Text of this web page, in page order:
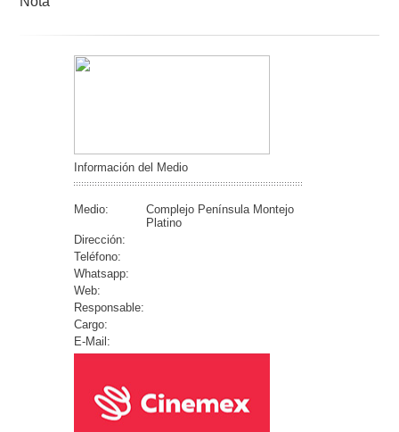
Información del Medio
Medio:
Complejo Península Montejo
Platino
Dirección:
Teléfono:
Whatsapp:
Web:
Responsable:
Cargo:
E-Mail: